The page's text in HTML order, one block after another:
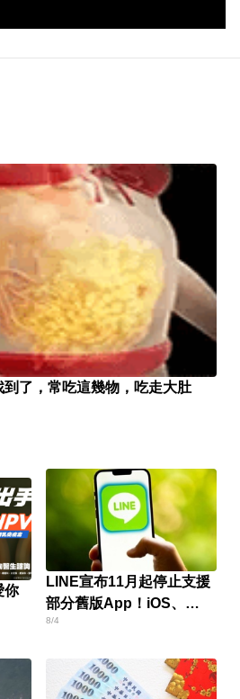
了，常吃這幾物，吃走大肚
你
LINE宣布11月起停止支援
部分舊版App！iOS、
Android最低版本要求曝
8/4